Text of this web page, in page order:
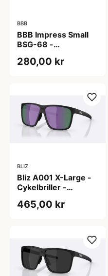
BBB
BBB Impress Small
BSG-68 -
Matsort - Inkl. 3
280,00 kr
BLIZ
Bliz A001 X-Large -
Cykelbriller -
multi
465,00 kr